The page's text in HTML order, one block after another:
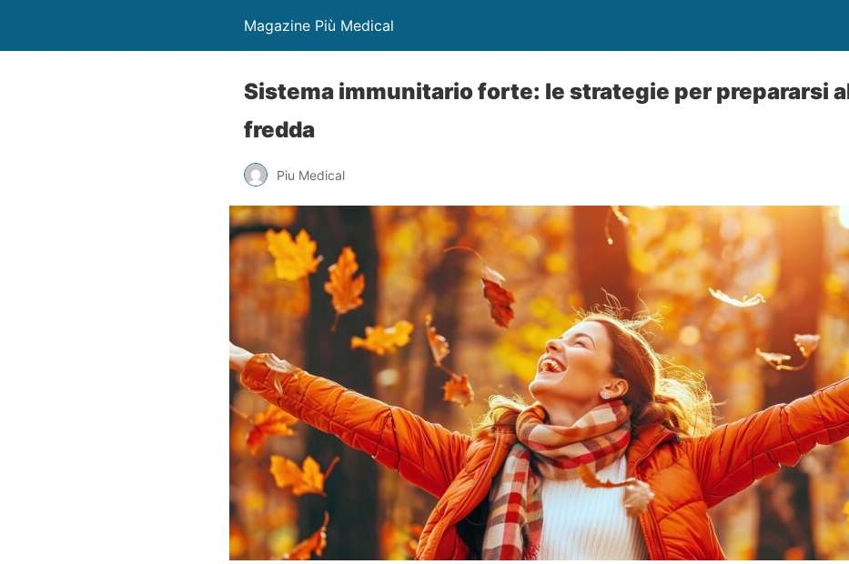
Magazine Più Medical
Sistema immunitario forte: le strategie per prepararsi
fredda
Piu Medical